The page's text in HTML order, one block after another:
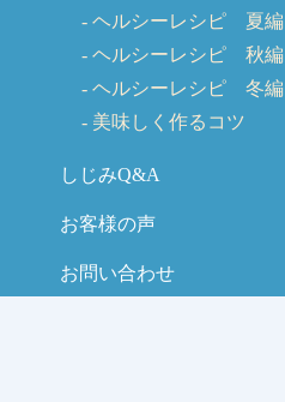
ヘルシーレシピ 夏編
ヘルシーレシピ 秋編
ヘルシーレシピ 冬編
美味しく作るコツ
しじみQ&A
お客様の声
お問い合わせ